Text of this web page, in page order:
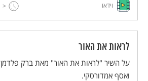
וידאו < 1
לראות את האור
על השיר "לראות את האור" מאת ברק פלדמן
ואסף אמדורסקי.